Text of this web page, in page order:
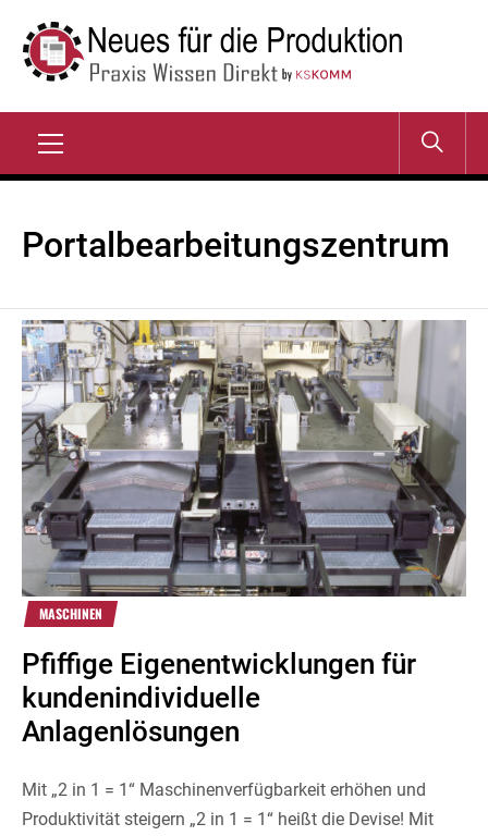
Inhalt
springen
NEUES FÜR DIE
PRODUKTION
Portalbearbeitungszentrum
MASCHINEN
Pfiffige Eigenentwicklungen für
kundenindividuelle
Anlagenlösungen
Mit „2 in 1 = 1“ Maschinenverfügbarkeit erhöhen und
Produktivität steigern „2 in 1 = 1“ heißt die Devise! Mit